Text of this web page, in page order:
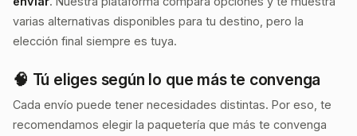
varias alternativas disponibles para tu destino, pero la
elección final siempre es tuya.
🧠 Tú eliges según lo que más te convenga
Cada envío puede tener necesidades distintas. Por eso, te
recomendamos elegir la paquetería que más te convenga